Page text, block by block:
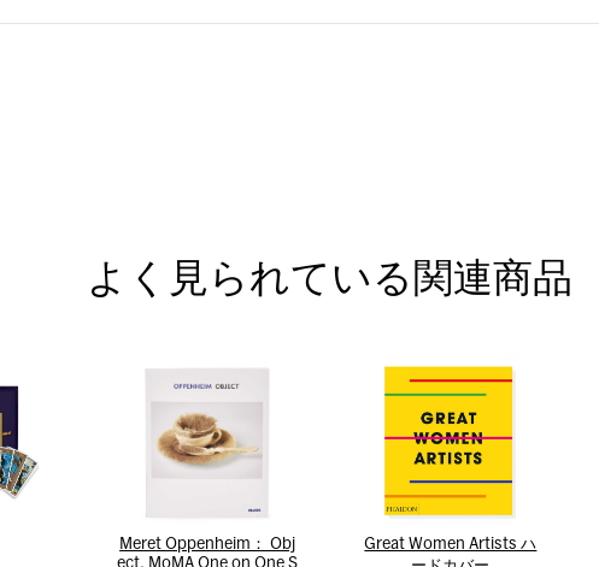
よく見られている関連商品
Meret Oppenheim： Obj
Great Women Artists ハ